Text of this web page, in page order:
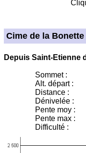
Cime de la Bonette
Depuis Saint-Etienne
Sommet :
Alt. départ :
Distance :
Dénivelée :
Pente moy:
Pente max :
Difficulté :